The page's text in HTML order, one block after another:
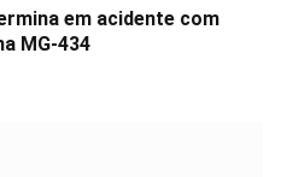
em acidente com
MG-434